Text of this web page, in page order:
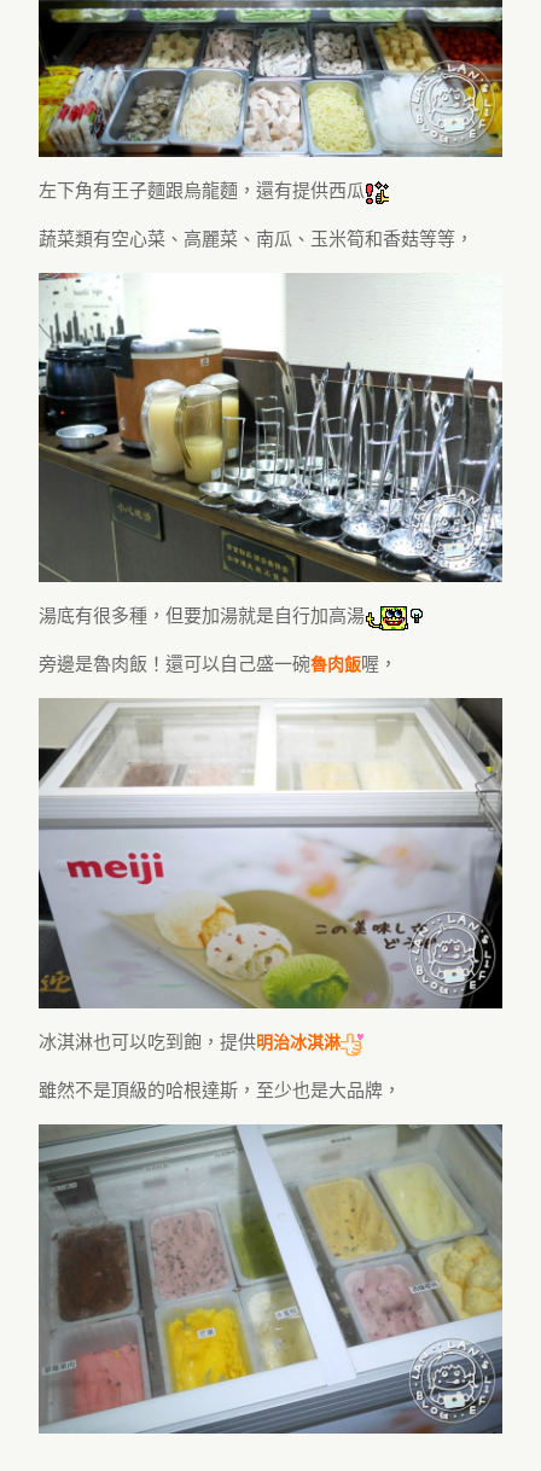
左下角有王子麵跟烏龍麵，還有提供西瓜
蔬菜類有空心菜、高麗菜、南瓜、玉米筍和香菇等等，
湯底有很多種，但要加湯就是自行加高湯
旁邊是魯肉飯！還可以自己盛一碗魯肉飯喔，
冰淇淋也可以吃到飽，提供明治冰淇淋
雖然不是頂級的哈根達斯，至少也是大品牌，